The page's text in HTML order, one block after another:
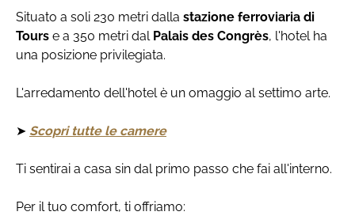
Situato a soli 230 metri dalla stazione ferroviaria di
Tours e a 350 metri dal Palais des Congrès, l'hotel ha
una posizione privilegiata.
L'arredamento dell'hotel è un omaggio al settimo arte.
➤ Scopri tutte le camere
Ti sentirai a casa sin dal primo passo che fai all'interno.
Per il tuo comfort, ti offriamo: